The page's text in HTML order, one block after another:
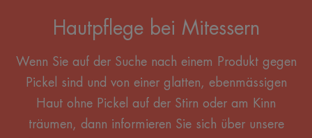
Hautpflege bei Mitessern
Wenn Sie auf der Suche nach einem Produkt gegen
Pickel sind und von einer glatten, ebenmässigen
Haut ohne Pickel auf der Stirn oder am Kinn
träumen, dann informieren Sie sich über unsere